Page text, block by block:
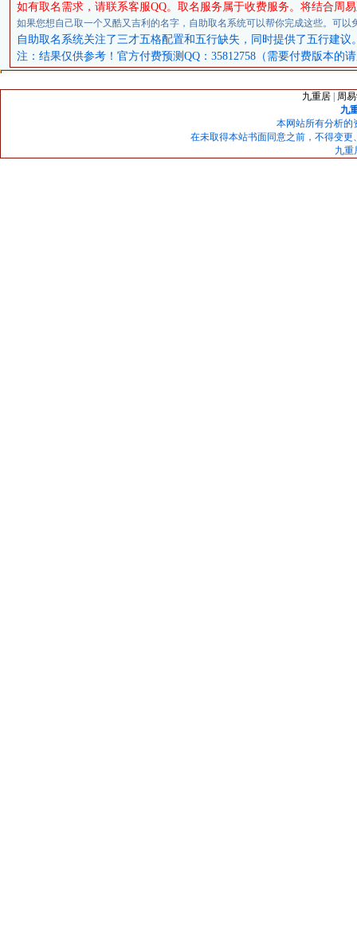
如有取名需求，请联系客服QQ。取名服务属于收费服务。将结合
如果您想自己取一个又酷又吉利的名字，自助取名系统可以帮你完成这些。可以
自助取名系统关注了三才五格配置和五行缺失，同时提供了五行建议
注：结果仅供参考！官方付费预测QQ：35812758（需要付费版本的
九重居|
周
九
本网站所有分析的
在未取得本站书面同意之前，不得变
九重